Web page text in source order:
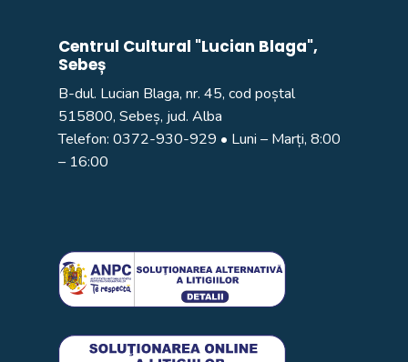
Centrul Cultural "Lucian Blaga",
Sebeș
B-dul. Lucian Blaga, nr. 45, cod poștal
515800, Sebeș, jud. Alba
Telefon: 0372-930-929 • Luni – Marți, 8:00
– 16:00